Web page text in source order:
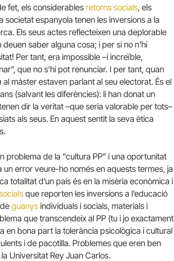
fet, els considerables retorns socials, els
societat espanyola tenen les inversions a la
Els seus actes reflecteixen una deplorable
deuen saber alguna cosa; i per si no n’hi
Per tant, era impossible –i increïble,
que no s’hi pot renunciar. I per tant, quan
al màster estaven parlant al seu electorat. És el
(salvant les diferències): li han donat un
dir la veritat –que seria valorable per tots–
als seus. En aquest sentit la seva ètica
problema de la “cultura PP” i una oportunitat
error veure-ho només en aquests termes, ja
totalitat d’un país és en la misèria econòmica i
que reporten les inversions a l’educació
guanys individuals i socials, materials i
que transcendeix al PP (tu i jo exactament
en bona part la tolerància psicològica i cultural
i de pacotilla. Problemes que eren ben
Universitat Rey Juan Carlos.